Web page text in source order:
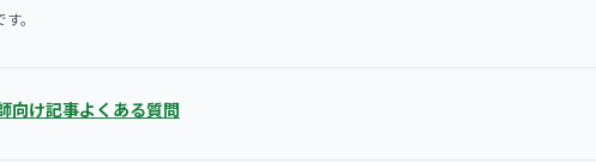
。
向け記事よくある質問